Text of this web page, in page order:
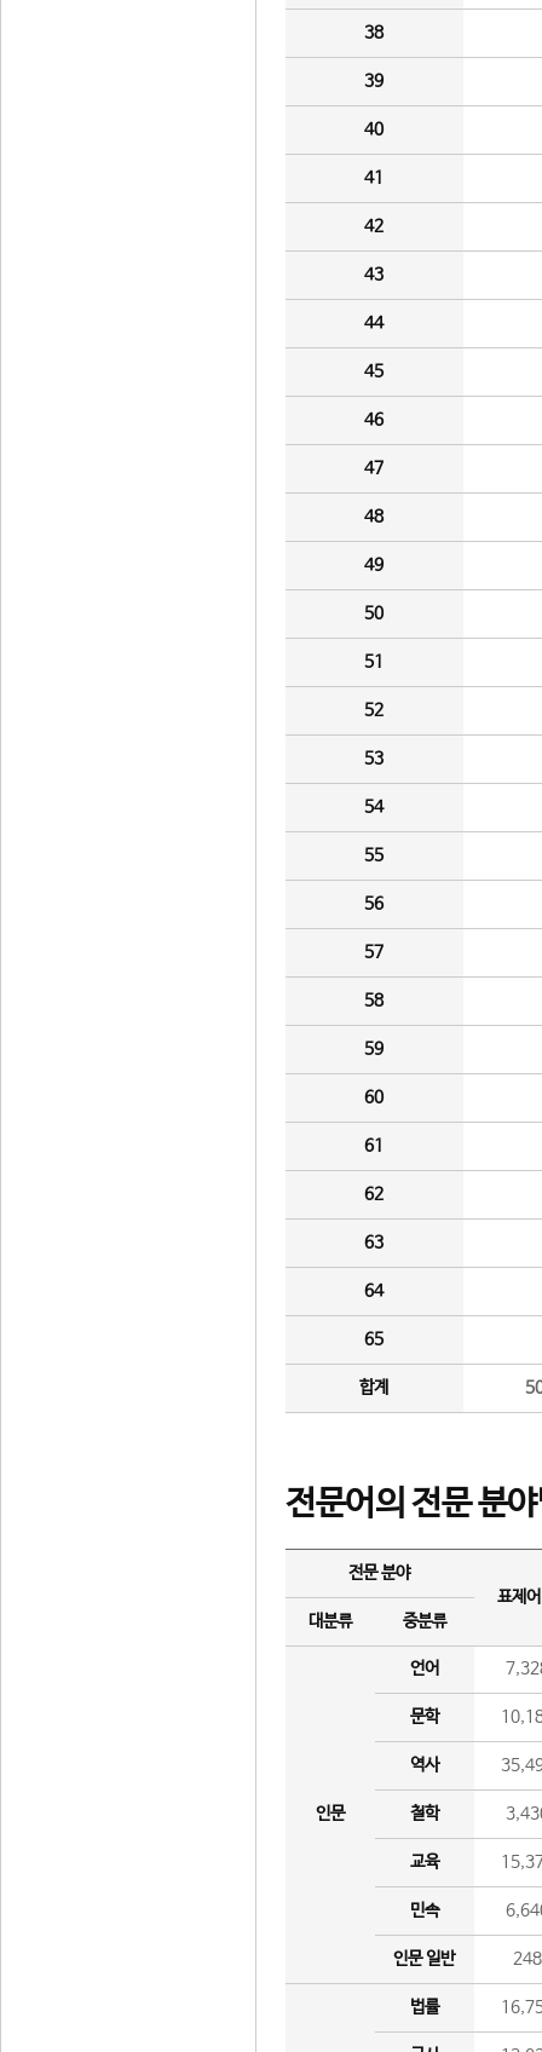
38
39
40
41
42
43
44
45
46
47
48
49
50
51
52
53
54
55
56
57
58
59
60
61
62
63
64
65
합계
전문어의 전문 분
전문 분야
표제
대분류
중분류
인문
언어
문학
역사
철학
교육
민속
인문 일반 248
법률